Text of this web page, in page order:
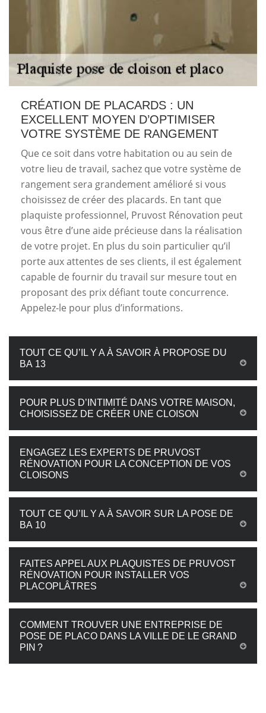
CRÉATION DE PLACARDS : UN
EXCELLENT MOYEN D’OPTIMISER
VOTRE SYSTÈME DE RANGEMENT
Que ce soit dans votre habitation ou au sein de
votre lieu de travail, sachez que votre système de
rangement sera grandement amélioré si vous
choisissez de créer des placards. En tant que
plaquiste professionnel, Pruvost Rénovation peut
vous être d’une aide précieuse dans la réalisation
de votre projet. En plus du soin particulier qu’il
porte aux attentes de ses clients, il est également
capable de fournir du travail sur mesure tout en
proposant des prix défiant toute concurrence.
Appelez-le pour plus d’informations.
TOUT CE QU’IL Y A À SAVOIR À PROPOSE DU
BA 13
POUR PLUS D’INTIMITÉ DANS VOTRE MAISON,
CHOISISSEZ DE CRÉER UNE CLOISON
ENGAGEZ LES EXPERTS DE PRUVOST
RÉNOVATION POUR LA CONCEPTION DE VOS
CLOISONS
TOUT CE QU’IL Y A À SAVOIR SUR LA POSE DE
BA 10
FAITES APPEL AUX PLAQUISTES DE PRUVOST
RÉNOVATION POUR INSTALLER VOS
PLACOPLÂTRES
COMMENT TROUVER UNE ENTREPRISE DE
POSE DE PLACO DANS LA VILLE DE LE GRAND
PIN ?